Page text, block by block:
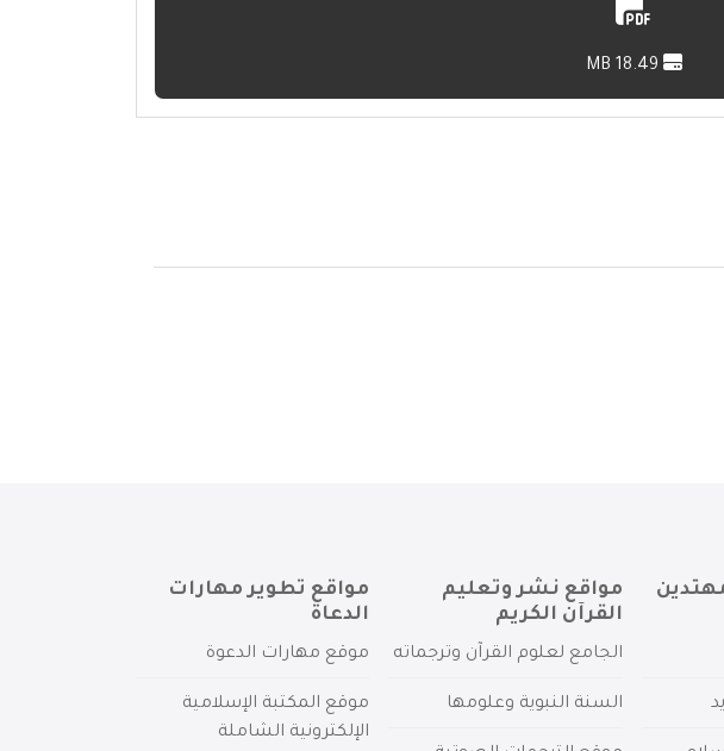
مواقع نشر وتعليم
القرآن الكريم
الجامع لعلوم القرآن وترجماته
السنة النبوية وعلومها
مواقع تطوير مهارات
الدعاة
موقع مهارات الدعوة
موقع المكتبة الإسلامية
الإلكترونية الشاملة